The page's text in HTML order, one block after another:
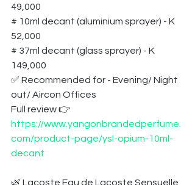
49,000
# 10ml decant (aluminium sprayer) - K
52,000
# 37ml decant (glass sprayer) - K
149,000
✅ Recommended for - Evening/ Night
out/ Aircon Offices
Full review 👉
https://www.yangonbrandedperfume.
com/product-page/ysl-opium-10ml-
decant
🌿 Lacoste Eau de Lacoste Sensuelle